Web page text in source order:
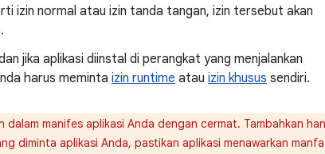
izin normal atau izin tanda tangan, izin tersebut akan
jika aplikasi diinstal di perangkat yang menjalankan
harus meminta izin runtime atau izin khusus sendiri.
manifes aplikasi Anda dengan cermat. Tambahkan
diminta aplikasi Anda, pastikan aplikasi menawarkan